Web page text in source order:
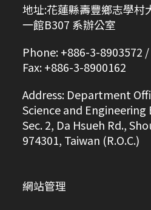
地址:花蓮縣壽豐鄉志學村
一館B307 系辦公室
Phone: +886-3-8903572
Fax: +886-3-8900162
Address: Department
Science and Engineering
Sec. 2, Da Hsueh Rd.,
974301, Taiwan (R.O.C.)
網站管理